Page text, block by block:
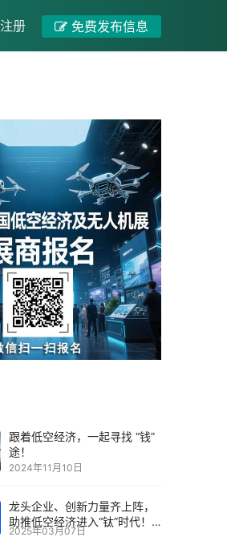
注册 免费发布信息
跟着低空经济，一起寻找 “钱”
途！
2024年11月10日
龙头企业、创新力量齐上阵，
助推低空经济进入“钛”时代！
第六届中国钛谷国际钛产业博
2025年03月07日